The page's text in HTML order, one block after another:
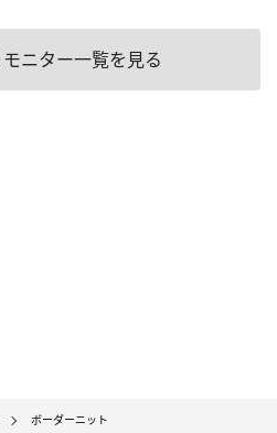
ニター一覧を見る
ボーダーニット